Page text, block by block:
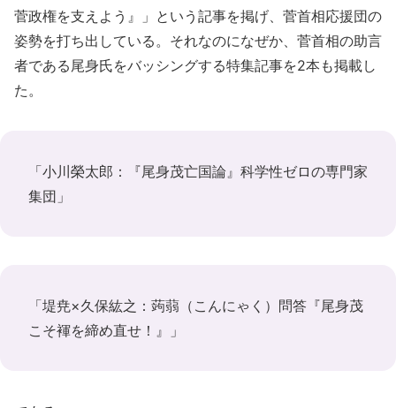
菅政権を支えよう』」という記事を掲げ、菅首相応援団の
姿勢を打ち出している。それなのになぜか、菅首相の助言
者である尾身氏をバッシングする特集記事を2本も掲載し
た。
「小川榮太郎：『尾身茂亡国論』科学性ゼロの専門家
集団」
「堤尭×久保紘之：蒟蒻（こんにゃく）問答『尾身茂
こそ褌を締め直せ！』」